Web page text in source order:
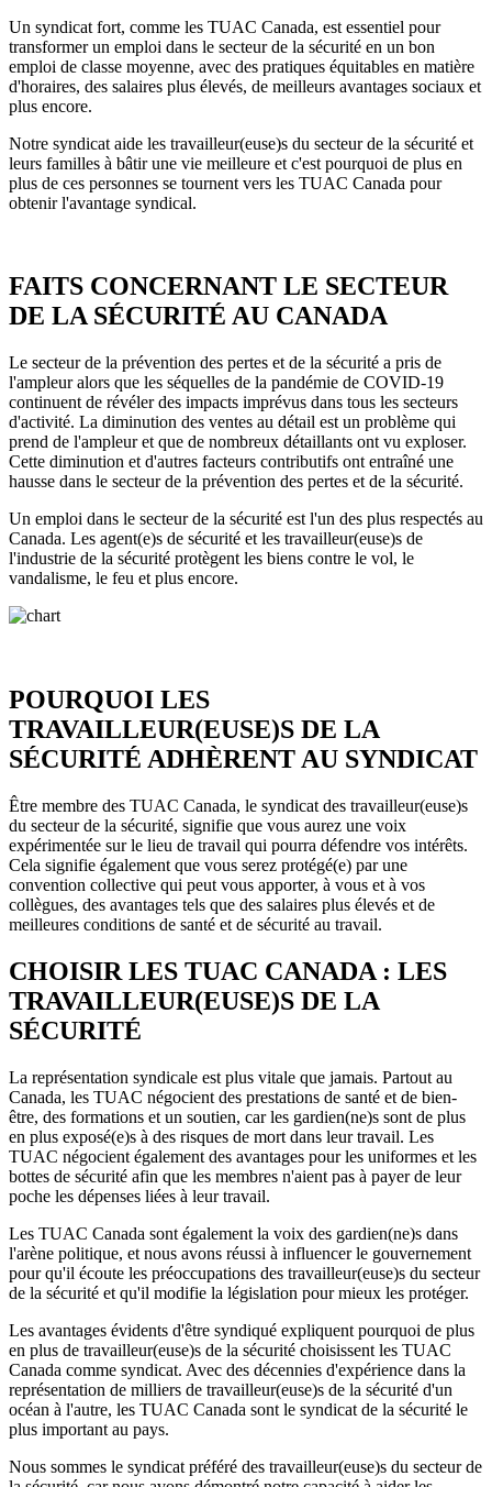
Un syndicat fort, comme les TUAC Canada, est essentiel pour
transformer un emploi dans le secteur de la sécurité en un bon
emploi de classe moyenne, avec des pratiques équitables en matière
d'horaires, des salaires plus élevés, de meilleurs avantages sociaux et
plus encore.
Notre syndicat aide les travailleur(euse)s du secteur de la sécurité et
leurs familles à bâtir une vie meilleure et c'est pourquoi de plus en
plus de ces personnes se tournent vers les TUAC Canada pour
obtenir l'avantage syndical.
FAITS CONCERNANT LE SECTEUR
DE LA SÉCURITÉ AU CANADA
Le secteur de la prévention des pertes et de la sécurité a pris de
l'ampleur alors que les séquelles de la pandémie de COVID-19
continuent de révéler des impacts imprévus dans tous les secteurs
d'activité. La diminution des ventes au détail est un problème qui
prend de l'ampleur et que de nombreux détaillants ont vu exploser.
Cette diminution et d'autres facteurs contributifs ont entraîné une
hausse dans le secteur de la prévention des pertes et de la sécurité.
Un emploi dans le secteur de la sécurité est l'un des plus respectés au
Canada. Les agent(e)s de sécurité et les travailleur(euse)s de
l'industrie de la sécurité protègent les biens contre le vol, le
vandalisme, le feu et plus encore.
POURQUOI LES
TRAVAILLEUR(EUSE)S DE LA
SÉCURITÉ ADHÈRENT AU SYNDICAT
Être membre des TUAC Canada, le syndicat des travailleur(euse)s
du secteur de la sécurité, signifie que vous aurez une voix
expérimentée sur le lieu de travail qui pourra défendre vos intérêts.
Cela signifie également que vous serez protégé(e) par une
convention collective qui peut vous apporter, à vous et à vos
collègues, des avantages tels que des salaires plus élevés et de
meilleures conditions de santé et de sécurité au travail.
CHOISIR LES TUAC CANADA : LES
TRAVAILLEUR(EUSE)S DE LA
SÉCURITÉ
La représentation syndicale est plus vitale que jamais. Partout au
Canada, les TUAC négocient des prestations de santé et de bien-
être, des formations et un soutien, car les gardien(ne)s sont de plus
en plus exposé(e)s à des risques de mort dans leur travail. Les
TUAC négocient également des avantages pour les uniformes et les
bottes de sécurité afin que les membres n'aient pas à payer de leur
poche les dépenses liées à leur travail.
Les TUAC Canada sont également la voix des gardien(ne)s dans
l'arène politique, et nous avons réussi à influencer le gouvernement
pour qu'il écoute les préoccupations des travailleur(euse)s du secteur
de la sécurité et qu'il modifie la législation pour mieux les protéger.
Les avantages évidents d'être syndiqué expliquent pourquoi de plus
en plus de travailleur(euse)s de la sécurité choisissent les TUAC
Canada comme syndicat. Avec des décennies d'expérience dans la
représentation de milliers de travailleur(euse)s de la sécurité d'un
océan à l'autre, les TUAC Canada sont le syndicat de la sécurité le
plus important au pays.
Nous sommes le syndicat préféré des travailleur(euse)s du secteur de